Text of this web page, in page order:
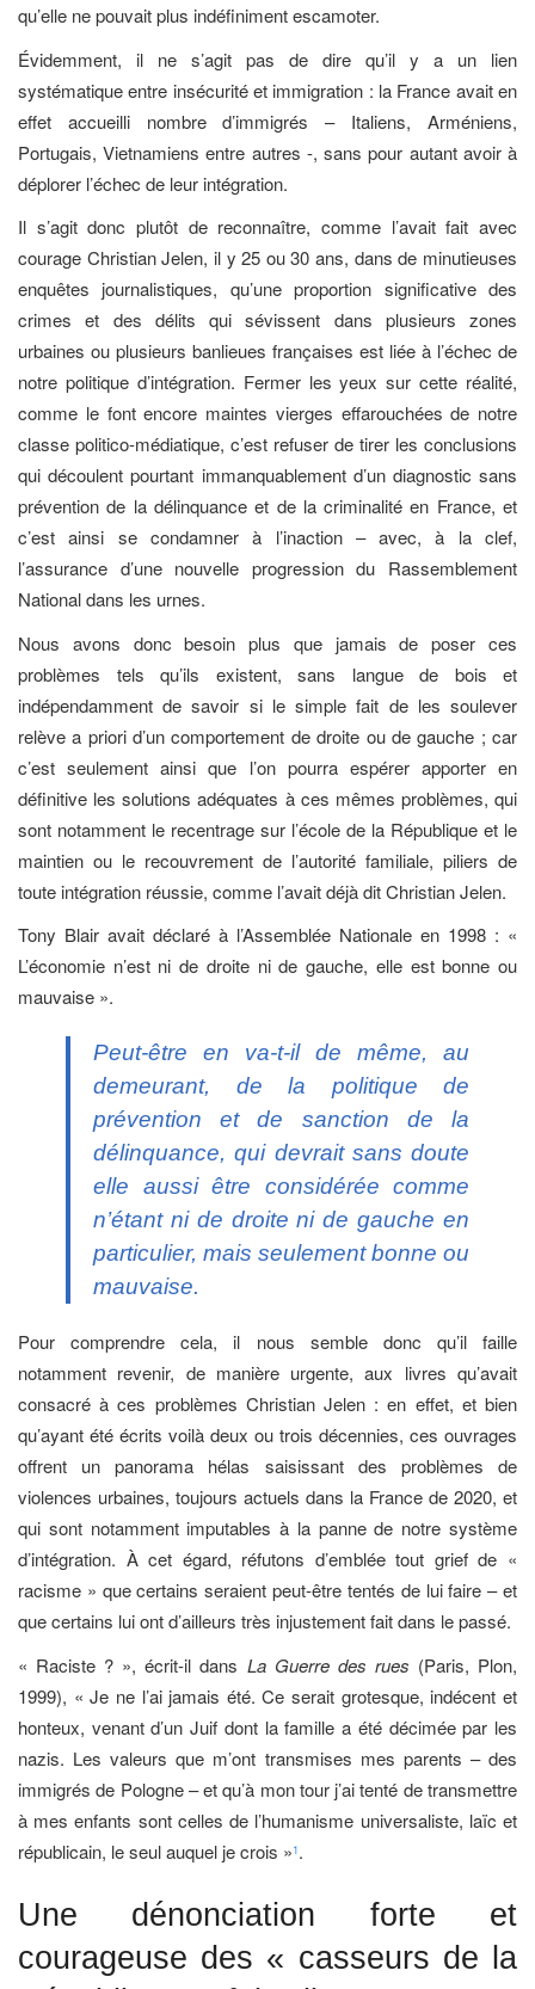
qu’elle ne pouvait plus indéfiniment escamoter.
Évidemment, il ne s’agit pas de dire qu’il y a un lien
systématique entre insécurité et immigration : la France avait en
effet accueilli nombre d’immigrés – Italiens, Arméniens,
Portugais, Vietnamiens entre autres -, sans pour autant avoir à
déplorer l’échec de leur intégration.
Il s’agit donc plutôt de reconnaître, comme l’avait fait avec
courage Christian Jelen, il y 25 ou 30 ans, dans de minutieuses
enquêtes journalistiques, qu’une proportion significative des
crimes et des délits qui sévissent dans plusieurs zones
urbaines ou plusieurs banlieues françaises est liée à l’échec de
notre politique d’intégration. Fermer les yeux sur cette réalité,
comme le font encore maintes vierges effarouchées de notre
classe politico-médiatique, c’est refuser de tirer les conclusions
qui découlent pourtant immanquablement d’un diagnostic sans
prévention de la délinquance et de la criminalité en France, et
c’est ainsi se condamner à l’inaction – avec, à la clef,
l’assurance d’une nouvelle progression du Rassemblement
National dans les urnes.
Nous avons donc besoin plus que jamais de poser ces
problèmes tels qu’ils existent, sans langue de bois et
indépendamment de savoir si le simple fait de les soulever
relève a priori d’un comportement de droite ou de gauche ; car
c’est seulement ainsi que l’on pourra espérer apporter en
définitive les solutions adéquates à ces mêmes problèmes, qui
sont notamment le recentrage sur l’école de la République et le
maintien ou le recouvrement de l’autorité familiale, piliers de
toute intégration réussie, comme l’avait déjà dit Christian Jelen.
Tony Blair avait déclaré à l’Assemblée Nationale en 1998 : «
L’économie n’est ni de droite ni de gauche, elle est bonne ou
mauvaise ».
Peut-être en va-t-il de même, au
demeurant, de la politique de
prévention et de sanction de la
délinquance, qui devrait sans doute
elle aussi être considérée comme
n’étant ni de droite ni de gauche en
particulier, mais seulement bonne ou
mauvaise.
Pour comprendre cela, il nous semble donc qu’il faille
notamment revenir, de manière urgente, aux livres qu’avait
consacré à ces problèmes Christian Jelen : en effet, et bien
qu’ayant été écrits voilà deux ou trois décennies, ces ouvrages
offrent un panorama hélas saisissant des problèmes de
violences urbaines, toujours actuels dans la France de 2020, et
qui sont notamment imputables à la panne de notre système
d’intégration. À cet égard, réfutons d’emblée tout grief de «
racisme » que certains seraient peut-être tentés de lui faire – et
que certains lui ont d’ailleurs très injustement fait dans le passé.
« Raciste ? », écrit-il dans La Guerre des rues (Paris, Plon,
1999), « Je ne l’ai jamais été. Ce serait grotesque, indécent et
honteux, venant d’un Juif dont la famille a été décimée par les
nazis. Les valeurs que m’ont transmises mes parents – des
immigrés de Pologne – et qu’à mon tour j’ai tenté de transmettre
à mes enfants sont celles de l’humanisme universaliste, laïc et
républicain, le seul auquel je crois »1.
Une dénonciation forte et
courageuse des « casseurs de la